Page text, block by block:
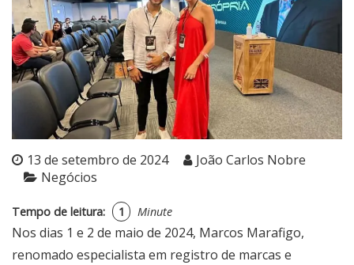
13 de setembro de 2024
João Carlos Nobre
Negócios
Tempo de leitura: 1 Minute
Nos dias 1 e 2 de maio de 2024, Marcos Marafigo,
renomado especialista em registro de marcas e